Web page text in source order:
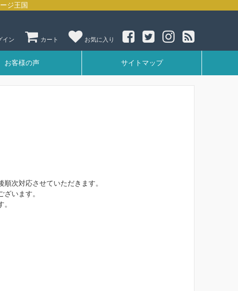
イン カート お気に入り
お客様の声 サイトマップ
次対応させていただきます。
います。